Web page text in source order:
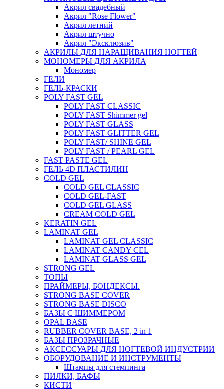
Акрил свадебный
Акрил "Rose Flower"
Акрил летний
Акрил штучно
Акрил "Эксклюзив"
АКРИЛЫ ДЛЯ НАРАЩИВАНИЯ НОГТЕЙ
МОНОМЕРЫ ДЛЯ АКРИЛА
Мономер
ГЕЛИ
ГЕЛЬ-КРАСКИ
POLY FAST GEL
POLY FAST CLASSIC
POLY FAST Shimmer gel
POLY FAST GLASS
POLY FAST GLITTER GEL
POLY FAST/ SHINE GEL
POLY FAST / PEARL GEL
FAST PASTE GEL
ГЕЛЬ 4D ПЛАСТИЛИН
COLD GEL
COLD GEL CLASSIC
COLD GEL-FAST
COLD GEL GLASS
CREAM COLD GEL
KERATIN GEL
LAMINAT GEL
LAMINAT GEL CLASSIС
LAMINAT CANDY CEL
LAMINAT GLASS GEL
STRONG GEL
ТОПЫ
ПРАЙМЕРЫ, БОНДЕКСЫ.
STRONG BASE COVER
STRONG BASE DISCO
БАЗЫ С ШИММЕРОМ
OPAL BASE
RUBBER COVER BASE, 2 in 1
БАЗЫ ПРОЗРАЧНЫЕ
АКСЕССУАРЫ ДЛЯ НОГТЕВОЙ ИНДУСТРИИ
ОБОРУДОВАНИЕ И ИНСТРУМЕНТЫ
Штампы для стемпинга
ПИЛКИ, БАФЫ
КИСТИ